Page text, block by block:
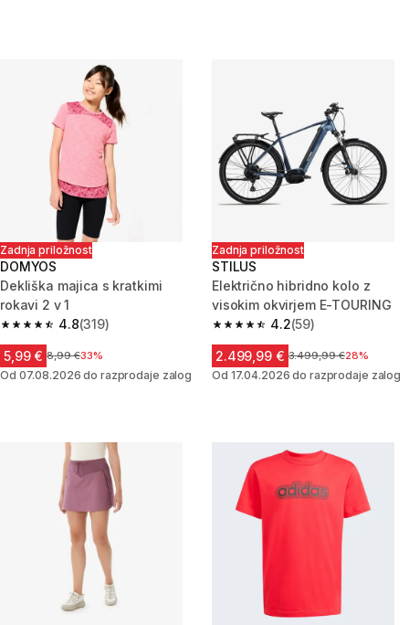
Zadnja priložnost
DOMYOS
Dekliška majica s kratkimi
rokavi 2 v 1
4.8
4.8 od 5 zvezdic from 319 ocene
(319)
5,99 € Cena pred znižanjem
8,99 €33%
Od 07.08.2026 do razprodaje zalog
Zadnja priložnost
STILUS
Električno hibridno kolo z
visokim okvirjem E-TOURING
4.2
4.2 od 5 zvezdic from 59 ocene
(59)
2.499,99 € Cena pred znižanjem
3.499,99 €28%
Od 17.04.2026 do razprodaje zalog